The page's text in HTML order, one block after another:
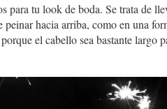
para tu look de boda. Se trata de
peinar hacia arriba, como en una
el cabello sea bastante largo